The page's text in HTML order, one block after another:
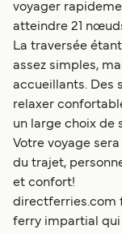
voyager
atteindre 21
La traversée
assez simples,
accueillants. Des
relaxer
un large choix de
Votre voyage
du trajet,
et confort!
directferries.com
ferry impartial qui